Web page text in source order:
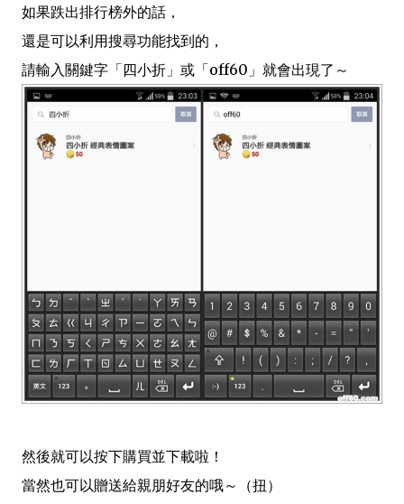
如果跌出排行榜外的話，
還是可以利用搜尋功能找到的，
請輸入關鍵字「四小折」或「off60」就會出現了～
然後就可以按下購買並下載啦！
當然也可以贈送給親朋好友的哦～（扭）